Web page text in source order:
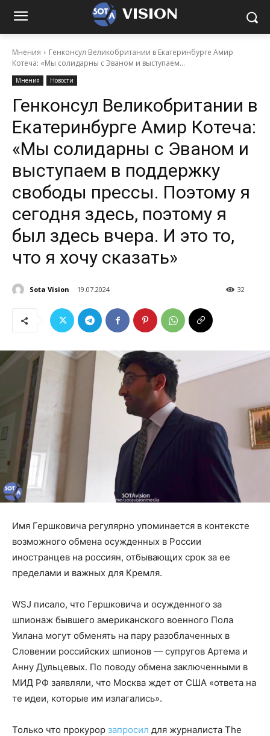
VISION
Мнения
Генконсул Великобритании в Екатеринбурге Амир
Котеча: «Мы солидарны с Эваном и выступаем...
Мнения Новости
Генконсул Великобритании в
Екатеринбурге Амир Котеча:
«Мы солидарны с Эваном и
выступаем в поддержку
свободы прессы. Поэтому я
сегодня здесь, поэтому я
был здесь вчера. И это то,
что я хочу сказать»
Sota Vision 19.07.2024 32
Имя Гершковича регулярно упоминается в контексте
возможного обмена осужденных в России
иностранцев на россиян, отбывающих срок за ее
пределами и важных для Кремля.
WSJ писало, что Гершковича и осужденного за
шпионаж бывшего американского военного Пола
Уилана могут обменять на пару разоблаченных в
Словении российских шпионов — супругов Артема и
Анну Дульцевых. По поводу обмена заключенными в
МИД РФ заявляли, что Москва ждет от США «ответа на
те идеи, которые им излагались».
Только что прокурор запросил для журналиста The